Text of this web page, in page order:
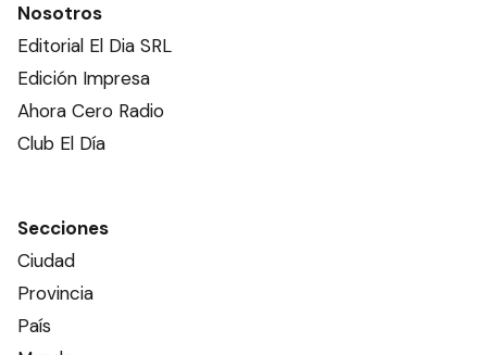
Nosotros
Editorial El Dia SRL
Edición Impresa
Ahora Cero Radio
Club El Día
Secciones
Ciudad
Provincia
País